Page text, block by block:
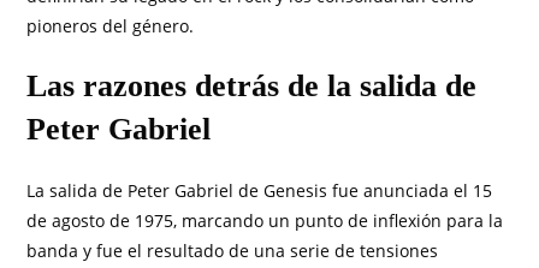
pioneros del género.
Las razones detrás de la salida de
Peter Gabriel
La salida de Peter Gabriel de Genesis fue anunciada el 15
de agosto de 1975, marcando un punto de inflexión para la
banda y fue el resultado de una serie de tensiones